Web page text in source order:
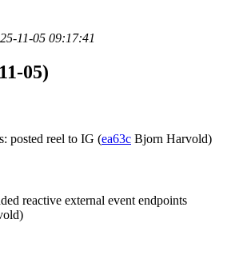
11-05 09:17:41
05)
posted reel to IG (ea63c Bjorn Harvold)
reactive external event endpoints